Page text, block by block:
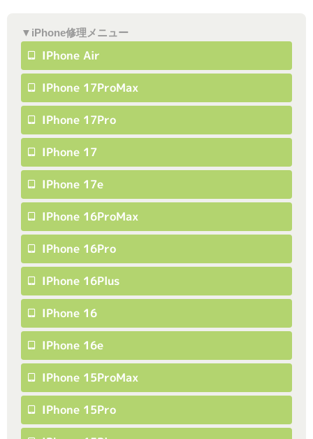
▼iPhone修理メニュー
IPhone Air
IPhone 17ProMax
IPhone 17Pro
IPhone 17
IPhone 17e
IPhone 16ProMax
IPhone 16Pro
IPhone 16Plus
IPhone 16
IPhone 16e
IPhone 15ProMax
IPhone 15Pro